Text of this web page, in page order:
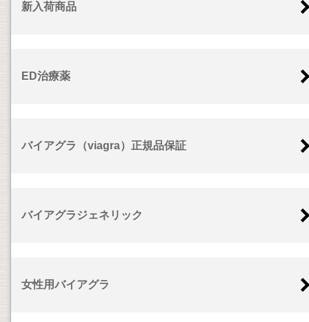
新入荷商品
ED治療薬
バイアグラ（viagra）正規品保証
バイアグラジェネリック
女性用バイアグラ